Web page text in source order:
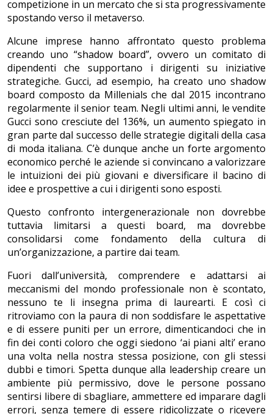
competizione in un mercato che si sta progressivamente
spostando verso il metaverso.
Alcune imprese hanno affrontato questo problema
creando uno “shadow board”, ovvero un comitato di
dipendenti che supportano i dirigenti su iniziative
strategiche. Gucci, ad esempio, ha creato uno shadow
board composto da Millenials che dal 2015 incontrano
regolarmente il senior team. Negli ultimi anni, le vendite
Gucci sono cresciute del 136%, un aumento spiegato in
gran parte dal successo delle strategie digitali della casa
di moda italiana. C’è dunque anche un forte argomento
economico perché le aziende si convincano a valorizzare
le intuizioni dei più giovani e diversificare il bacino di
idee e prospettive a cui i dirigenti sono esposti.
Questo confronto intergenerazionale non dovrebbe
tuttavia limitarsi a questi board, ma dovrebbe
consolidarsi come fondamento della cultura di
un’organizzazione, a partire dai team.
Fuori dall’università, comprendere e adattarsi ai
meccanismi del mondo professionale non è scontato,
nessuno te li insegna prima di laurearti. E così ci
ritroviamo con la paura di non soddisfare le aspettative
e di essere puniti per un errore, dimenticandoci che in
fin dei conti coloro che oggi siedono ‘ai piani alti’ erano
una volta nella nostra stessa posizione, con gli stessi
dubbi e timori. Spetta dunque alla leadership creare un
ambiente più permissivo, dove le persone possano
sentirsi libere di sbagliare, ammettere ed imparare dagli
errori, senza temere di essere ridicolizzate o ricevere